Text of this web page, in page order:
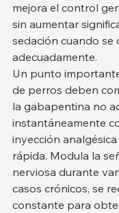
mejora el control
sin aumentar
sedación cuando se
adecuadamente.
Un punto
de perros deben
la gabapentina no
instantáneamente
inyección
rápida. Modula la
nerviosa durante
casos crónicos, se
constante para